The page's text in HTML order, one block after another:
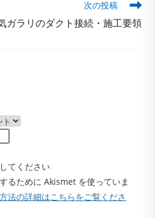
次の投稿
ガラリのダクト接続・施工要領
てください
るために Akismet を使っていま
法の詳細はこちらをご覧くださ